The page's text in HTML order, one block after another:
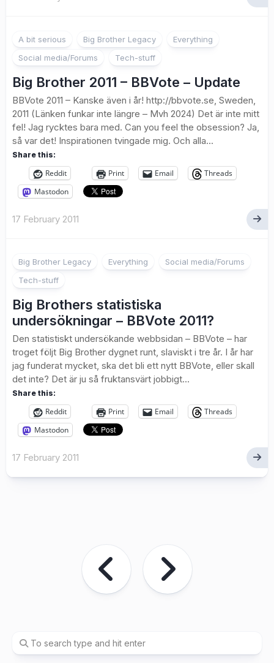
A bit serious Big Brother Legacy
Everything
Social media/Forums
Tech-stuff
Big Brother 2011 – BBVote – Update
BBVote 2011 – Kanske även i år! http://bbvote.se, Sweden,
2011 (Länken funkar inte längre – Mvh 2024) Det är inte mitt
fel! Jag rycktes bara med. Can you feel the obsession? Ja,
så var det! Inspirationen tvingade mig. Och alla...
Share this:
Reddit Print Email
Threads
Mastodon
17 February 2011
Big Brother Legacy Everything
Social media/Forums
Tech-stuff
Big Brothers statistiska
undersökningar – BBVote 2011?
Den statistiskt undersökande webbsidan – BBVote – har
troget följt Big Brother dygnet runt, slaviskt i tre år. I år har
jag funderat mycket, ska det bli ett nytt BBVote, eller skall
det inte? Det är ju så fruktansvärt jobbigt...
Share this:
Reddit Print Email
Threads
Mastodon
17 February 2011